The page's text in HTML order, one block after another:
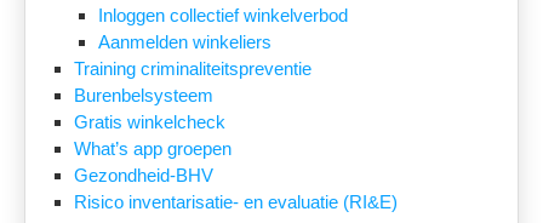
Inloggen collectief winkelverbod
Aanmelden winkeliers
Training criminaliteitspreventie
Burenbelsysteem
Gratis winkelcheck
What’s app groepen
Gezondheid-BHV
Risico inventarisatie- en evaluatie (RI&E)